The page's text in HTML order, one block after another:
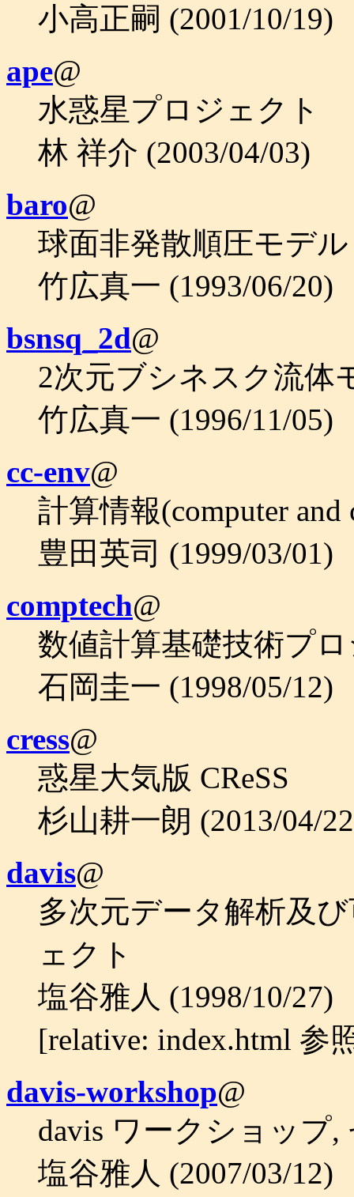
小高正嗣 (2001/10/19)
ape@
水惑星プロジェクト
林 祥介 (2003/04/03)
baro@
球面非発散順圧モデ
竹広真一 (1993/06/20)
bsnsq_2d@
2次元ブシネスク流体
竹広真一 (1996/11/05)
cc-env@
計算情報(computer
豊田英司 (1999/03/01)
comptech@
数値計算基礎技術プ
石岡圭一 (1998/05/12)
cress@
惑星大気版 CReSS
杉山耕一朗 (2013/04/
davis@
多次元データ解析及
ェクト
塩谷雅人 (1998/10/27)
[relative: index.html 参
davis-workshop@
davis ワークショップ,
塩谷雅人 (2007/03/12)